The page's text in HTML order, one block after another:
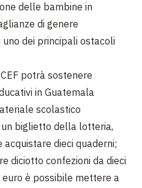
delle bambine in
di genere
dei principali ostacoli
potrà sostenere
in Guatemala
scolastico
un biglietto della lotteria,
dieci quaderni;
diciotto confezioni da dieci
è possibile mettere a